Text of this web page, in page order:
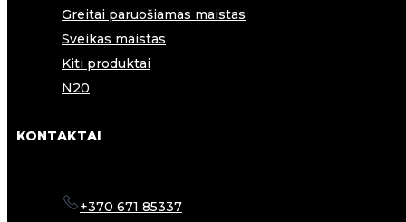
Greitai paruošiamas maistas
Sveikas maistas
Kiti produktai
N20
KONTAKTAI
+370 671 85337